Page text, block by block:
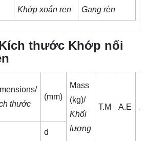
Khớp xoắn ren
Gang rèn
thước Khớp nối
thước
(mm)
Mass
(kg)/
Khối
lượng
T.M A.E
d